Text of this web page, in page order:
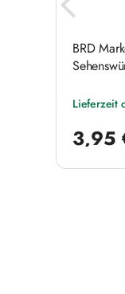
BRD
Lieferzeit
3,95